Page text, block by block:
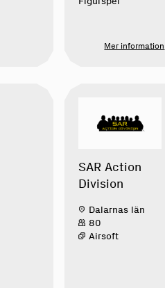
Mer information
SAR Action
Division
Dalarnas län
80
Airsoft